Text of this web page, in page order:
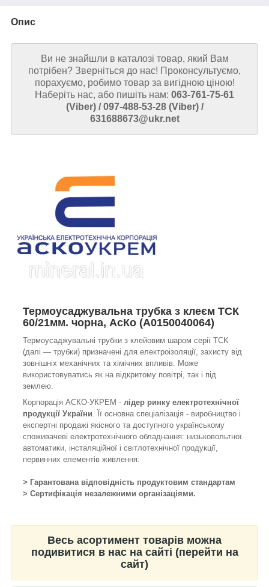
Опис
Ви не знайшли в каталозі товар, який Вам
потрібен? Зверніться до нас! Проконсультуємо,
порахуємо, робимо товар за вигідною ціною!
Наберіть нас, або пишіть нам: 063-761-75-61
(Viber) / 097-488-53-28 (Viber) /
631688673@ukr.net
Термоусаджувальна трубка з клеєм ТСК
60/21мм. чорна, АсКо (A0150040064)
Термоусаджувальні трубки з клейовим шаром cepiï TCK
(далі — трубки) призначені для електроізоляції, захисту від
зовнішніх механічних та хімічних впливів. Може
використовуватись як на відкритому повітрі, так i під
землею.
Корпорація АСКО-УКРЕМ - лідер ринку електротехнічної
продукції України . Її основна спеціалізація - виробництво і
експертні продажі якісного та доступного українському
споживачеві електротехнічного обладнання: низьковольтної
автоматики, інсталяційної і світлотехнічної продукції,
первинних елементів живлення.
> Гарантована відповідність продуктовим стандартам
> Сертифікація незалежними організаціями.
Весь асортимент товарів можна
подивитися в нас на сайті (перейти на
сайт)